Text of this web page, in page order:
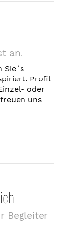
an.
Sie´s
Profil
oder
uns
Begleiter